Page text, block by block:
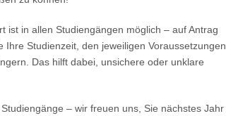
ist in allen Studiengängen möglich – auf Antrag
Studienzeit, den jeweiligen Voraussetzungen
Das hilft dabei, unsichere oder unklare
– wir freuen uns, Sie nächstes Jahr